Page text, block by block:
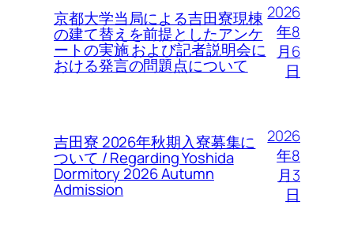
京都大学当局による吉田寮現棟
の建て替えを前提としたアンケ
ートの実施 および記者説明会に
おける発言の問題点について
2026
年8
月6
日
吉田寮 2026年秋期入寮募集に
ついて / Regarding Yoshida
Dormitory 2026 Autumn
Admission
2026
年8
月3
日